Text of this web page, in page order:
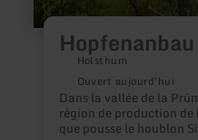
Holsthum
Ouvert aujourd'hui
Dans la vallée de la
région de production
que pousse le houblon